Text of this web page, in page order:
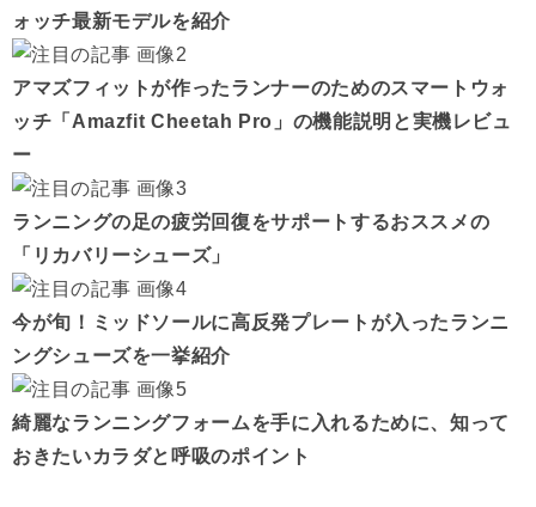
ォッチ最新モデルを紹介
アマズフィットが作ったランナーのためのスマートウォ
ッチ「Amazfit Cheetah Pro」の機能説明と実機レビュ
ー
ランニングの足の疲労回復をサポートするおススメの
「リカバリーシューズ」
今が旬！ミッドソールに高反発プレートが入ったランニ
ングシューズを一挙紹介
綺麗なランニングフォームを手に入れるために、知って
おきたいカラダと呼吸のポイント